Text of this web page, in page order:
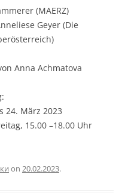
(MAERZ)
Geyer (Die
Anna Achmatova
24. März 2023
15.00 –18.00 Uhr
on 20.02.2023.